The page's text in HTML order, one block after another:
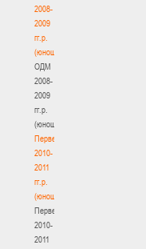
2008-
2009
гг.р.
(юноши)
ОДМ
2008-
2009
гг.р.
(юноши)
Первенство
2010-
2011
гг.р.
(юноши)
Первенство
2010-
2011